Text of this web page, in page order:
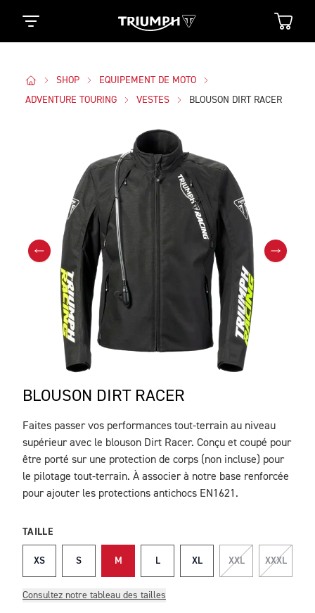
SHOP
EQUIPEMENT DE MOTO
ADVENTURE TOURING
VESTES BLOUSON DIRT RACER
BLOUSON DIRT RACER
DESCRIPTION
Faites passer vos performances tout-terrain au niveau
supérieur avec le blouson Dirt Racer. Conçu et coupé pour
être porté sur une protection de corps (non incluse) pour
le pilotage tout-terrain. À associer à notre base renforcée
pour ajouter les protections antichocs EN1621.
TAILLE
XS S M L XL XXL XXXL
Consultez notre tableau des tailles